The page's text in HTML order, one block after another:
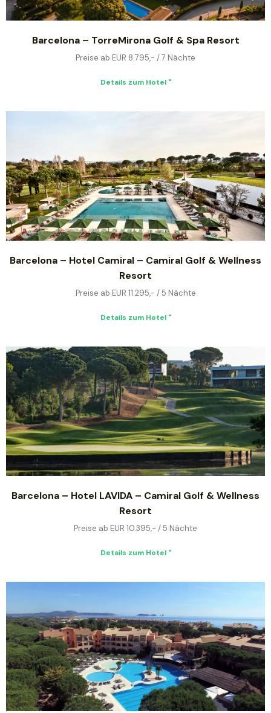
Barcelona – TorreMirona Golf & Spa Resort
Preise ab EUR 8.795,- / 7 Nächte
Details zum Hotel "
Barcelona – Hotel Camiral – Camiral Golf & Wellness
Resort
Preise ab EUR 11.295,- / 5 Nächte
Details zum Hotel "
Barcelona – Hotel LAVIDA – Camiral Golf & Wellness
Resort
Preise ab EUR 10.395,- / 5 Nächte
Details zum Hotel "